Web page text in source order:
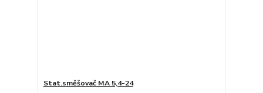
Stat.směšovač MA 5,4-24